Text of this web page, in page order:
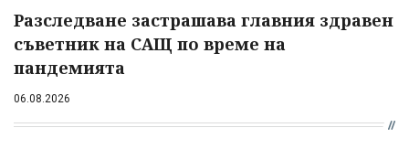
Разследване застрашава главния здравен
съветник на САЩ по време на
пандемията
06.08.2026